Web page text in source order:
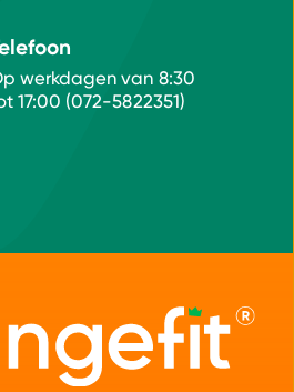
werkdagen van 8:30
17:00 (072-5822351)